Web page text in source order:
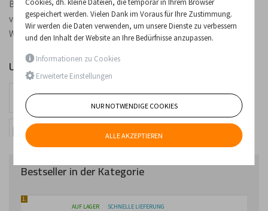
Beispiel: Aktenschränke, Karteikästen, Schränke für die Lagerung
von großformatigen Papierbögen, Zeichnungsschränke sowie
Werkstattschränke mit Schubladen.
Unterkategorien
Flachablageschränke
Werkstattschränke mit
Schubladen / Türen
Bestseller in der Kategorie
1.
AUF LAGER
SCHNELLE LIEFERUNG
Cookies, dh. kleine Dateien, die temporär in Ihrem Browser
gespeichert werden. Vielen Dank im Voraus für Ihre Zustimmung.
Wir werden die Daten verwenden, um unsere Dienste zu verbessern
und den Inhalt der Website an Ihre Bedürfnisse anzupassen.
Informationen zu Cookies
Erweiterte Einstellungen
NUR NOTWENDIGE COOKIES
ALLE AKZEPTIEREN